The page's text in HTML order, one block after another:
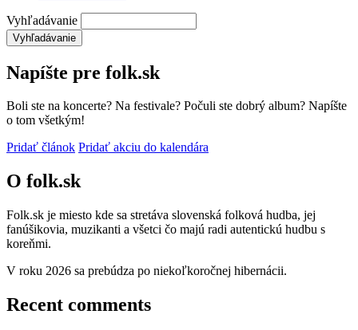
Vyhľadávanie
Napíšte pre folk.sk
Boli ste na koncerte? Na festivale? Počuli ste dobrý album? Napíšte
o tom všetkým!
Pridať článok Pridať akciu do kalendára
O folk.sk
Folk.sk je miesto kde sa stretáva slovenská folková hudba, jej
fanúšikovia, muzikanti a všetci čo majú radi autentickú hudbu s
koreňmi.
V roku 2026 sa prebúdza po niekoľkoročnej hibernácii.
Recent comments